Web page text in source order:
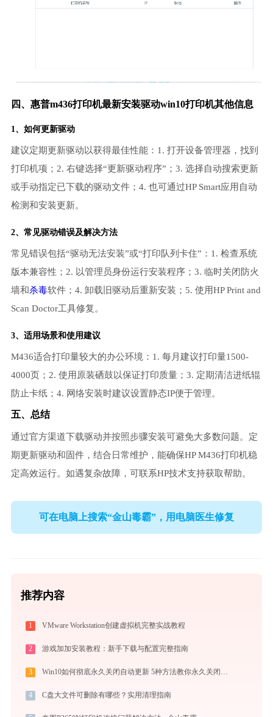
四、惠普m436打印机最新安装驱动win10打印机其他信息
1、如何更新驱动
建议定期更新驱动以获得最佳性能：1. 打开设备管理器，找到
打印机项；2. 右键选择“更新驱动程序”；3. 选择自动搜索更新
或手动指定已下载的驱动文件；4. 也可通过HP Smart应用自动
检测和安装更新。
2、常见驱动错误及解决方法
常见错误包括“驱动无法安装”或“打印队列卡住”：1. 检查系统
版本兼容性；2. 以管理员身份运行安装程序；3. 临时关闭防火
墙和杀毒软件；4. 卸载旧驱动后重新安装；5. 使用HP Print and
Scan Doctor工具修复。
3、适用场景和使用建议
M436适合打印量较大的办公环境：1. 每月建议打印量1500-
4000页；2. 使用原装硒鼓以保证打印质量；3. 定期清洁进纸辊
防止卡纸；4. 网络安装时建议设置静态IP便于管理。
五、总结
通过官方渠道下载驱动并按照步骤安装可避免大多数问题。定
期更新驱动和固件，结合日常维护，能确保HP M436打印机稳
定高效运行。如遇复杂故障，可联系HP技术支持获取帮助。
可在电脑上搜索“金山毒霸”，用电脑医生修复
推荐内容
1 VMware Workstation创建虚拟机完整实战教程
2 游戏加加安装教程：新手下载与配置完整指南
3 Win10如何彻底永久关闭自动更新 5种方法教你永久关闭win10自动更新
4 C盘大文件可删除有哪些？实用清理指南